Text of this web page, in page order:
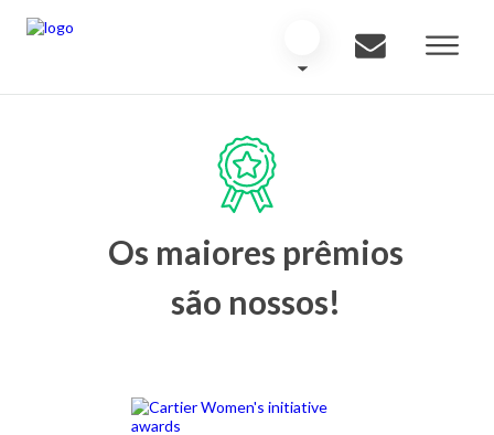
Os maiores prêmios
são nossos!